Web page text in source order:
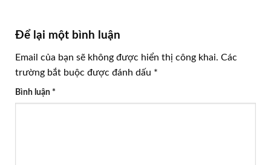
Để lại một bình luận
Email của bạn sẽ không được hiển thị công khai. Các
trường bắt buộc được đánh dấu *
Bình luận *